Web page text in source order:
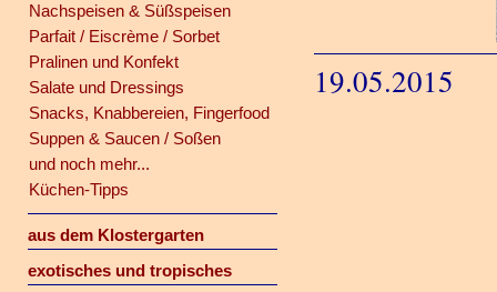
Nachspeisen & Süßspeisen
Parfait / Eiscrème / Sorbet
Pralinen und Konfekt
Salate und Dressings
Snacks, Knabbereien, Fingerfood
Suppen & Saucen / Soßen
und noch mehr...
Küchen-Tipps
aus dem Klostergarten
exotisches und tropisches
19.05.2015